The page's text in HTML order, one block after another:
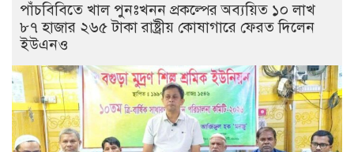
পাঁচবিবিতে খাল পুনঃখনন প্রকল্পের অব্যয়িত ১০ লাখ
৮৭ হাজার ২৬৫ টাকা রাষ্ট্রীয় কোষাগারে ফেরত দিলেন
ইউএনও